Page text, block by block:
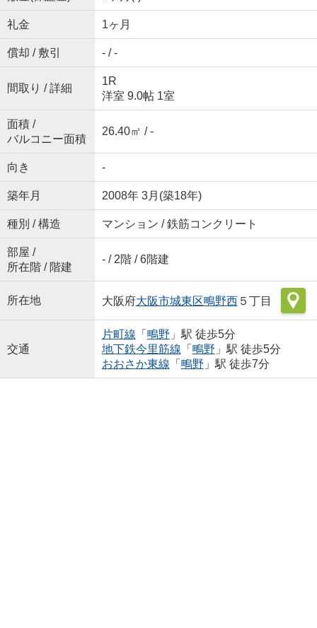
礼金 1ヶ月
償却 / 敷引 - / -
間取り / 詳細
1R
洋室 9.0帖 1室
面積 /
バルコニー面積
26.40㎡ / -
向き -
築年月 2008年 3月(築18年)
種別 / 構造 マンション / 鉄筋コンクリート
部屋 /
所在階 / 階建
- / 2階 / 6階建
所在地 大阪府大阪市城東区鴫野西５丁目
交通
片町線 「 鴫野 」駅 徒歩5分
地下鉄今里筋線 「 鴫野 」駅 徒歩5分
おおさか東線 「 鴫野 」駅 徒歩7分